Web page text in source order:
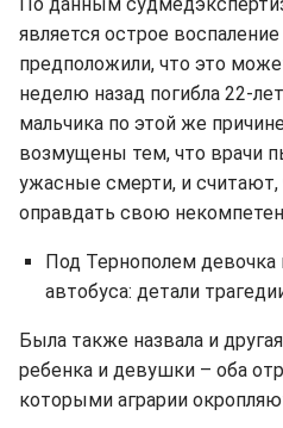
является острое
предположили, что это
неделю назад погибла 22-
мальчика по этой же
возмущены тем, что врачи
ужасные смерти, и
оправдать свою
Под Тернополем девочка
автобуса: детали
Была также назвала и
ребенка и девушки – оба
которыми аграрии